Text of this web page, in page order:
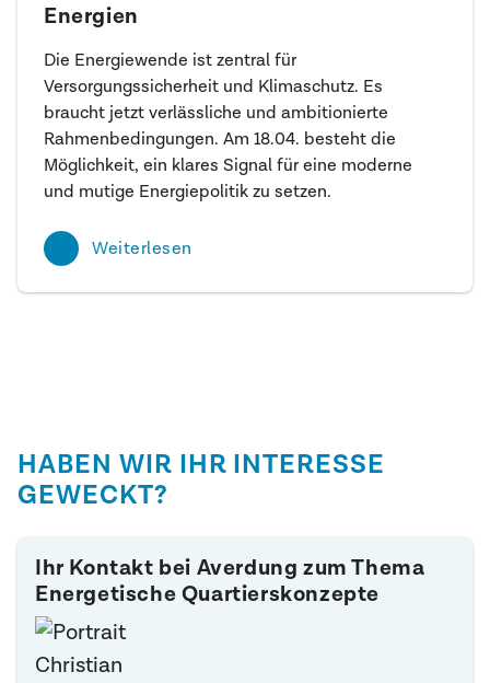
Energien
Die Energiewende ist zentral für
Versorgungssicherheit und Klimaschutz. Es
braucht jetzt verlässliche und ambitionierte
Rahmenbedingungen. Am 18.04. besteht die
Möglichkeit, ein klares Signal für eine moderne
und mutige Energiepolitik zu setzen.
Weiterlesen
HABEN WIR IHR INTERESSE
GEWECKT?
Ihr Kontakt bei Averdung zum Thema
Energetische Quartierskonzepte